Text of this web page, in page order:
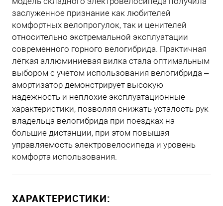
заслуженное признание как любителей
комфортных велопрогулок, так и ценителей
относительно экстремальной эксплуатации
современного горного велогибрида. Практичная
лёгкая аллюминиевая вилка стала оптимальным
выбором с учетом использования велогибрида –
амортизатор демонстрирует высокую
надежность и неплохие эксплуатационные
характеристики, позволяя снижать усталость рук
владельца велогибрида при поездках на
большие дистанции, при этом повышая
управляемость электровелосипеда и уровень
комфорта использования.
ХАРАКТЕРИСТИКИ: